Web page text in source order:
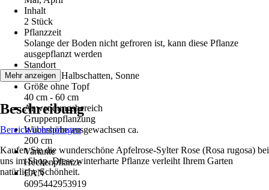
Inhalt
2 Stück
Pflanzzeit
Solange der Boden nicht gefroren ist, kann diese Pflanze
ausgepflanzt werden
Standort
Schatten, Halbschatten, Sonne
Größe ohne Topf
40 cm - 60 cm
Anwendungsbereich
Gruppenpflanzung
Wuchshöhe ausgewachsen ca.
200 cm
Variante
Heckenpflanze
EAN
6095442953919
Mehr anzeigen
Beschreibung
Bereich überspringen
Kaufen Sie die wunderschöne Apfelrose-Sylter Rose (Rosa rugosa) bei
uns im Shop. Diese winterharte Pflanze verleiht Ihrem Garten
natürliche Schönheit.